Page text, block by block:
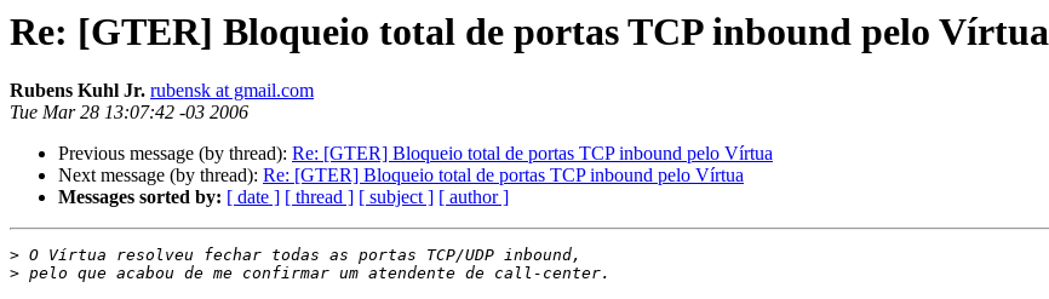
Re: [GTER] Bloqueio total de portas TCP inbound pelo Vírtua
Rubens Kuhl Jr. rubensk at gmail.com
Tue Mar 28 13:07:42 -03 2006
Previous message (by thread): Re: [GTER] Bloqueio total de portas TCP inbound pelo Vírtua
Next message (by thread): Re: [GTER] Bloqueio total de portas TCP inbound pelo Vírtua
Messages sorted by: [ date ] [ thread ] [ subject ] [ author ]
>
>